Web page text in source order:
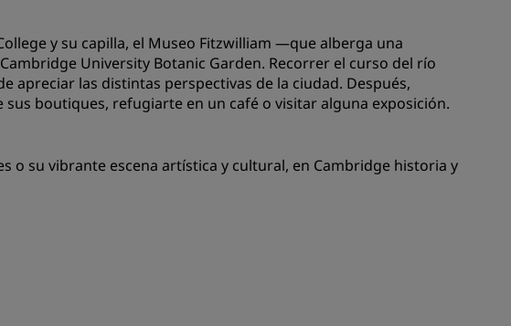
Radisson Hotels
Radisson Rewards
Descubre Radisson Rewards
Cómo utilizar los puntos
y su capilla, el Museo Fitzwilliam —que alberga una
University Botanic Garden. Recorrer el curso del río
apreciar las distintas perspectivas de la ciudad. Después,
boutiques, refugiarte en un café o visitar alguna exposición.
o su vibrante escena artística y cultural, en Cambridge historia y